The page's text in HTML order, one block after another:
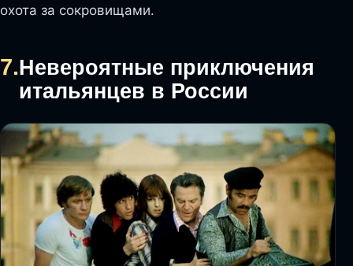
охота за сокровищами.
7.Невероятные приключения
итальянцев в России